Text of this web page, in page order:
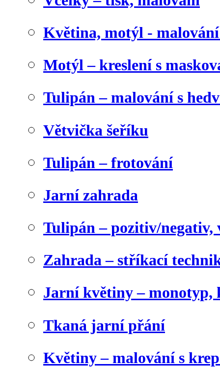
Květina, motýl -
Motýl – kreslení s
Tulipán – malování s
Větvička šeříku
Tulipán – frotování
Jarní zahrada
Tulipán – pozitiv/negativ,
Zahrada – stříkací
Jarní květiny – monotyp,
Tkaná jarní přání
Květiny – malování s